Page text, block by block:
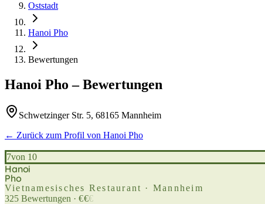
Oststadt
Hanoi Pho
Bewertungen
Hanoi Pho – Bewertungen
Schwetzinger Str. 5, 68165 Mannheim
← Zurück zum Profil von Hanoi Pho
7von 10
Hanoi
Pho
Vietnamesisches Restaurant · Mannheim
325 Bewertungen · €€€